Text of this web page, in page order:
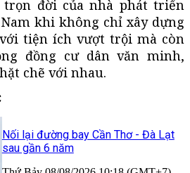
trọn đời của nhà phát triển
khi không chỉ xây dựng
tiện ích vượt trội mà còn
đồng cư dân văn minh,
chẽ với nhau.
Nối lại đường bay Cần Thơ - Đà Lạt
sau gần 6 năm